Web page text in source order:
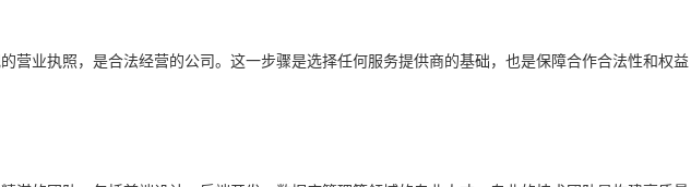
业执照，是合法经营的公司。这一步骤是选择任何服务提供商的基础，也是保障合作合法性和权益